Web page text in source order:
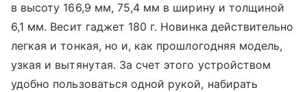
в высоту 166,9 мм, 75,4 мм в ширину и толщиной
6,1 мм. Весит гаджет 180 г. Новинка действительно
легкая и тонкая, но и, как прошлогодняя модель,
узкая и вытянутая. За счет этого устройством
удобно пользоваться одной рукой, набирать